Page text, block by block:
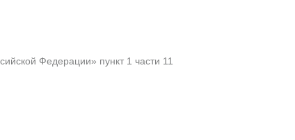
Федерации» пункт 1 части 11